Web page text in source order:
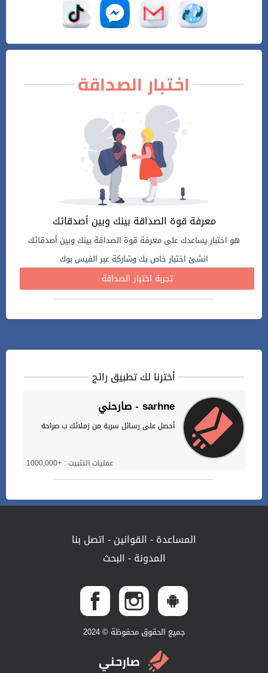
اختبار الصداقة
معرفة قوة الصداقة بينك وبين أصدقائك
هو اختبار يساعدك على معرفة قوة الصداقة بينك وبين أصدقائك
انشئ اختبار خاص بك وشاركة عبر الفيس بوك
تجربة اختبار الصداقة
أخترنا لك تطبيق رائج
صارحني - sarhne
أحصل على رسائل سرية من زملائك ب صراحة
عمليات التثبيت : +1000,000
المساعدة- القوانين- اتصل بنا
المدونة- البحث
جميع الحقوق محفوظة © 2024